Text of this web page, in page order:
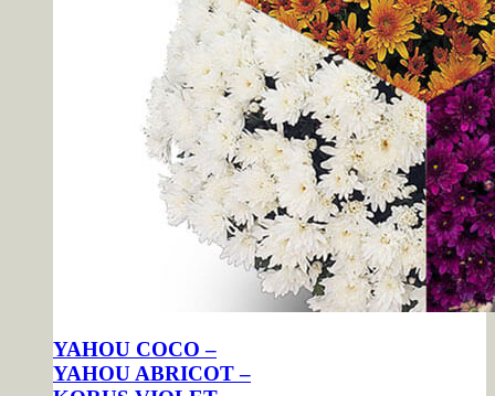
YAHOU COCO –
YAHOU ABRICOT –